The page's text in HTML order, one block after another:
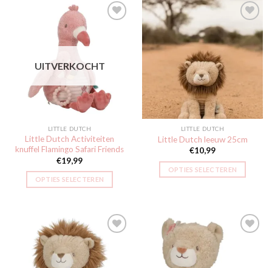
verlanglijst
UITVERKOCHT
LITTLE DUTCH
Little Dutch Activiteiten
knuffel Flamingo Safari Friends
€19,99
OPTIES SELECTEREN
Toevoegen
verlanglijst
LITTLE DUTCH
Little Dutch leeuw 25cm
€10,99
OPTIES SELECTEREN
Toevoegen